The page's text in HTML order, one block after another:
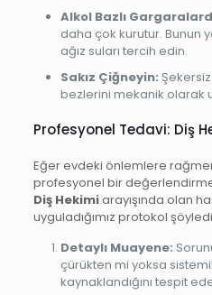
Alkol Bazlı
daha çok kurutur. Bunun
ağız suları tercih edin.
Sakız Çiğneyin:
bezlerini mekanik olarak
Profesyonel Tedavi: Diş
Eğer evdeki önlemlere
profesyonel bir
Diş Hekimiarayışında olan
uyguladığımız protokol
Detaylı Muayene:
çürükten mi yoksa
kaynaklandığını tespit